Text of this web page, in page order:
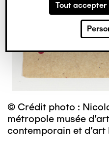
Tout accepter
© Crédit photo :
métropole musée
contemporain et d’art